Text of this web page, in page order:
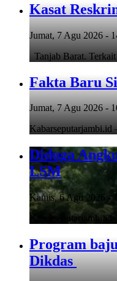
Kasat
Jumat, 7 Agu 2026 -
Tanjab Barat.
Fakta Baru
Jumat, 7 Agu 2026 -
Kabarseputarjambi.id
Diduga
LSM
Kamis, 6 Agu 2026 -
Program
Dikdas